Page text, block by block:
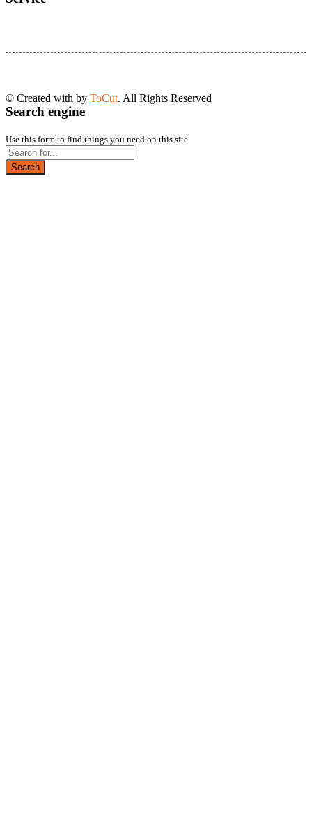
© Created with by ToCut. All Rights Reserved
Search engine
Use this form to find things you need on this site
Search